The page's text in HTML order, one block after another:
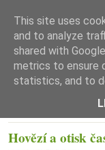
Hovězí a otisk
This site uses
and to analyze
shared with
metrics to ensure
statistics, and to